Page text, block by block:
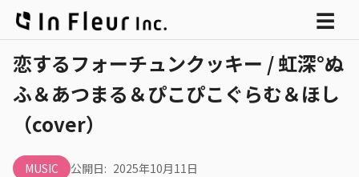
メ
ニ
ュ
ー
☰
恋するフォーチュンクッキー / 虹深°ぬ
ふ＆あつまる＆ぴこぴこぐらむ＆ほし
（cover）
MUSIC 公開日: 2025年10月11日